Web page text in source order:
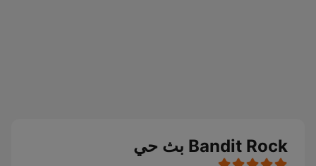
Bandit Rock بث حي